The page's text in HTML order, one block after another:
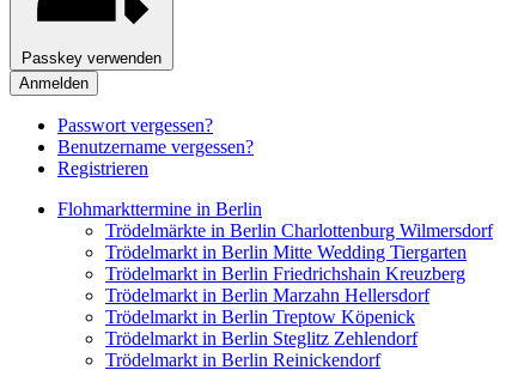
Passkey verwenden
Anmelden
Passwort vergessen?
Benutzername vergessen?
Registrieren
Flohmarkttermine in Berlin
Trödelmärkte in Berlin Charlottenburg Wilmersdorf
Trödelmarkt in Berlin Mitte Wedding Tiergarten
Trödelmarkt in Berlin Friedrichshain Kreuzberg
Trödelmarkt in Berlin Marzahn Hellersdorf
Trödelmarkt in Berlin Treptow Köpenick
Trödelmarkt in Berlin Steglitz Zehlendorf
Trödelmarkt in Berlin Reinickendorf